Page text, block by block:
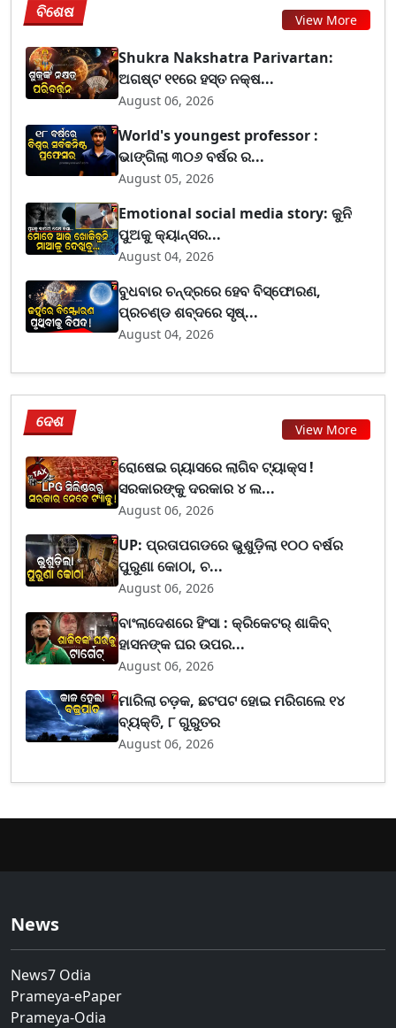
ବିଶେଷ View More
Shukra Nakshatra Parivartan:
ଅଗଷ୍ଟ ୧୧ରେ ହସ୍ତ ନକ୍ଷ...
August 06, 2026
World's youngest professor :
ଭାଙ୍ଗିଲା ୩୦୬ ବର୍ଷର ର...
August 05, 2026
Emotional social media story: କୁନି
ପୁଅକୁ କ୍ୟାନ୍ସର...
August 04, 2026
ବୁଧବାର ଚନ୍ଦ୍ରରେ ହେବ ବିସ୍ଫୋରଣ,
ପ୍ରଚଣ୍ଡ ଶବ୍ଦରେ ସୃଷ୍...
August 04, 2026
ଦେଶ View More
ରୋଷେଇ ଗ୍ୟାସରେ ଲାଗିବ ଟ୍ୟାକ୍ସ !
ସରକାରଙ୍କୁ ଦରକାର ୪ ଲ...
August 06, 2026
UP: ପ୍ରତାପଗଡରେ ଭୁଶୁଡ଼ିଲା ୧୦୦ ବର୍ଷର
ପୁରୁଣା କୋଠା, ଚ...
August 06, 2026
ବାଂଲାଦେଶରେ ହିଂସା : କ୍ରିକେଟର୍ ଶାକିବ୍
ହାସନଙ୍କ ଘର ଉପର...
August 06, 2026
ମାରିଲା ଚଡ଼କ, ଛଟପଟ ହୋଇ ମରିଗଲେ ୧୪
ବ୍ୟକ୍ତି, ୮ ଗୁରୁତର
August 06, 2026
News
News7 Odia
Prameya-ePaper
Prameya-Odia